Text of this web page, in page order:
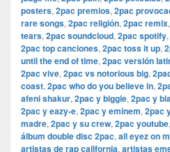
posters, 2pac premios, 2pac
rare songs, 2pac religión, 2pac remix,
tears, 2pac soundcloud, 2pac spotify,
2pac top canciones, 2pac toss it up,
until the end of time, 2pac versión
2pac vive, 2pac vs notorious big,
coast, 2pac who do you believe in,
afeni shakur, 2pac y biggie, 2pac y
2pac y eazy-e, 2pac y eminem, 2pac
madre, 2pac y su crew, 2pac youtube,
álbum double disc 2pac, all eyez on
artistas de rap california, artistas